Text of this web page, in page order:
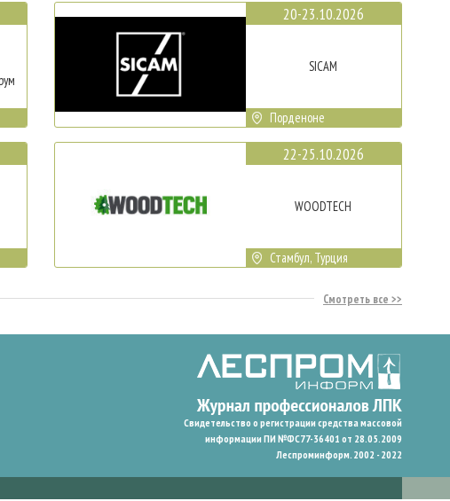
20-23.10.2026
SICAM
Порденоне
22-25.10.2026
WOODTECH
Стамбул, Турция
Смотреть все
Свидетельство о регистрации средства массовой
информации ПИ №ФС77-36401 от 28.05.2009
Леспроминформ. 2002 - 2022